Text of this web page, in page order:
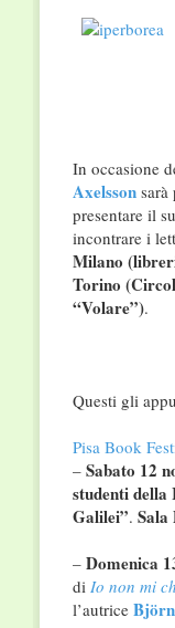
In occasione
Axelssonsarà
presentare il
incontrare i
Milano
Torino
“Volare”).
Questi gli
Pisa Book
– Sabato 12
studenti della
Galilei”. Sala
– Domenica
di Io non mi
l’autrice